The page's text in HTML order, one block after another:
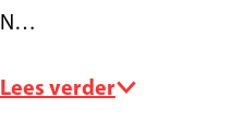
N…
Lees verder